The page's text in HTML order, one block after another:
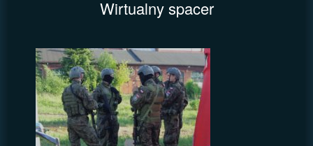
Wirtualny spacer